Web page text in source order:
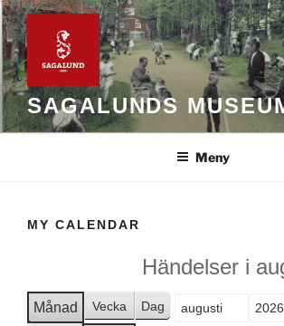
Hoppa
till
innehåll
SAGALUNDS
Meny
MY CALENDAR
Händelser i
Månad Vecka Dag
Månad
År